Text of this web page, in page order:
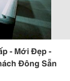
- Mới Đẹp -
Đông Sẵn